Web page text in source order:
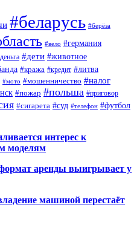
#беларусь #берёза
#вело #германия
#дети #животное
#кража #кредит #литва
#мото #мошенничество #налог
#пожар #польша #приговор
#сигарета #суд #телефон #футбол
интерес к
моделям
аренды выигрывает у
машиной перестаёт